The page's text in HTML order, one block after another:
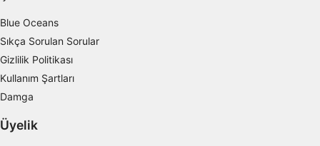
Blue Oceans
Sıkça Sorulan Sorular
Gizlilik Politikası
Kullanım Şartları
Damga
Üyelik